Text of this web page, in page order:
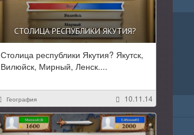
СТОЛИЦА РЕСПУБЛИКИ ЯКУТИЯ?
Столица республики Якутия? Якутск,
Вилюйск, Мирный, Ленск....
География 10.11.14